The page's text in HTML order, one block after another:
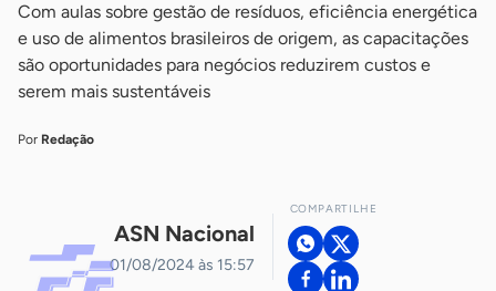
Com aulas sobre gestão de resíduos, eficiência energética
e uso de alimentos brasileiros de origem, as capacitações
são oportunidades para negócios reduzirem custos e
serem mais sustentáveis
Por Redação
ASN Nacional
01/08/2024 às 15:57
COMPARTILHE